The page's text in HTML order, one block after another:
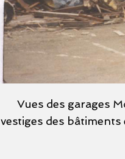
Vues des garages
vestiges des